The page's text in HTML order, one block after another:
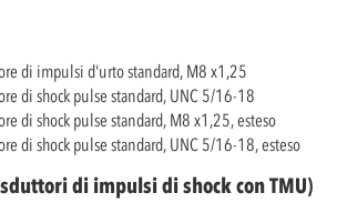
di impulsi d'urto standard, M8 x1,25
di shock pulse standard, UNC 5/16-18
di shock pulse standard, M8 x1,25, esteso
di shock pulse standard, UNC 5/16-18, esteso
di impulsi di shock con TMU)